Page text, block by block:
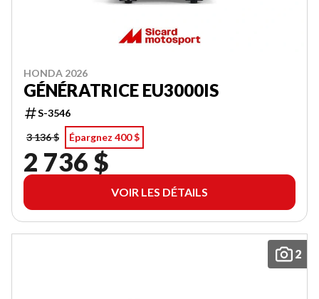
HONDA 2026
GÉNÉRATRICE EU3000IS
S-3546
3 136 $
Épargnez 400 $
2 736 $
VOIR LES DÉTAILS
2